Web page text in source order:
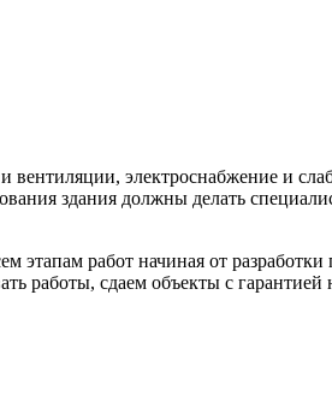
вентиляции, электроснабжение и
здания должны делать
работ начиная от разработки
работы, сдаем объекты с гарантией